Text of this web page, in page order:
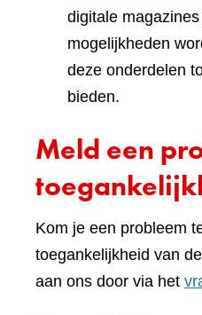
digitale
mogelijkheden
deze onderdelen
bieden.
Meld een
Kom je een probleem
toegankelijkheid van
aan ons door via het